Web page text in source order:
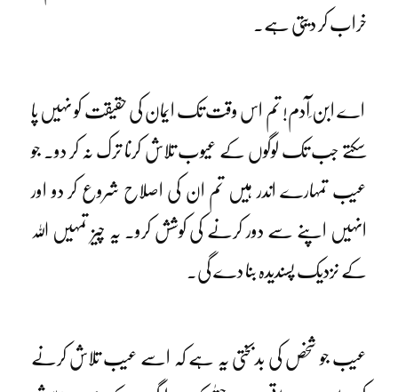
خراب کر دیتی ہے۔
اے ابن ِآدم! تم اس وقت تک ایمان کی حقیقت کو نہیں پا
سکتے جب تک لوگوں کے عیوب تلاش کرنا ترک نہ کر دو۔ جو
عیب تمہارے اندر ہیں تم ان کی اصلاح شروع کر دو اور
انہیں اپنے سے دور کرنے کی کوشش کرو۔ یہ چیز تمہیں اللہ
کے نزدیک پسندیدہ بنا دے گی۔
عیب جو شخص کی بدبختی یہ ہے کہ اسے عیب تلاش کرنے